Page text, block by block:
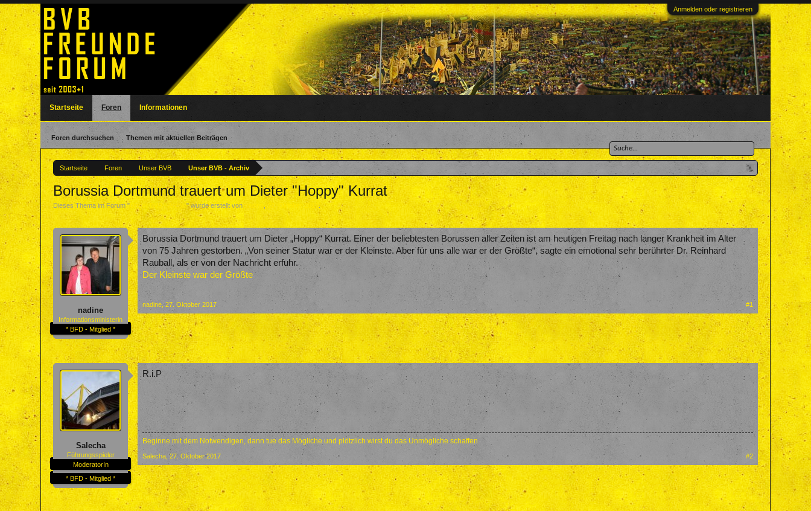
Anmelden oder registrieren
Startseite Foren Unser BVB Unser BVB - Archiv
Borussia Dortmund trauert um Dieter "Hoppy" Kurrat
Dieses Thema im Forum "Unser BVB - Archiv" wurde erstellt vonnadine ,27. Oktober 2017 .
nadine
Informationsministerin
* BFD - Mitglied *
Borussia Dortmund trauert um Dieter „Hoppy“ Kurrat. Einer der beliebtesten Borussen aller Zeiten ist am heutigen Freitag nach langer Krankheit im Alter
von 75 Jahren gestorben. „Von seiner Statur war er der Kleinste. Aber für uns alle war er der Größte“, sagte ein emotional sehr berührter Dr. Reinhard
Rauball, als er von der Nachricht erfuhr.
Der Kleinste war der Größte
nadine , 27. Oktober 2017 #1
Salecha
Führungsspieler
ModeratorIn
* BFD - Mitglied *
R.i.P
Beginne mit dem Notwendigen, dann tue das Mögliche und plötzlich wirst du das Unmögliche schaffen
Salecha 27. Oktober 2017 #2
Startseite Foren
Foren durchsuchen Themen mit aktuellen Beiträgen
Informationen